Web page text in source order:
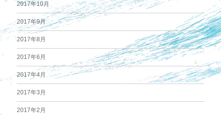
2017年10月
2017年9月
2017年8月
2017年6月
2017年4月
2017年3月
2017年2月